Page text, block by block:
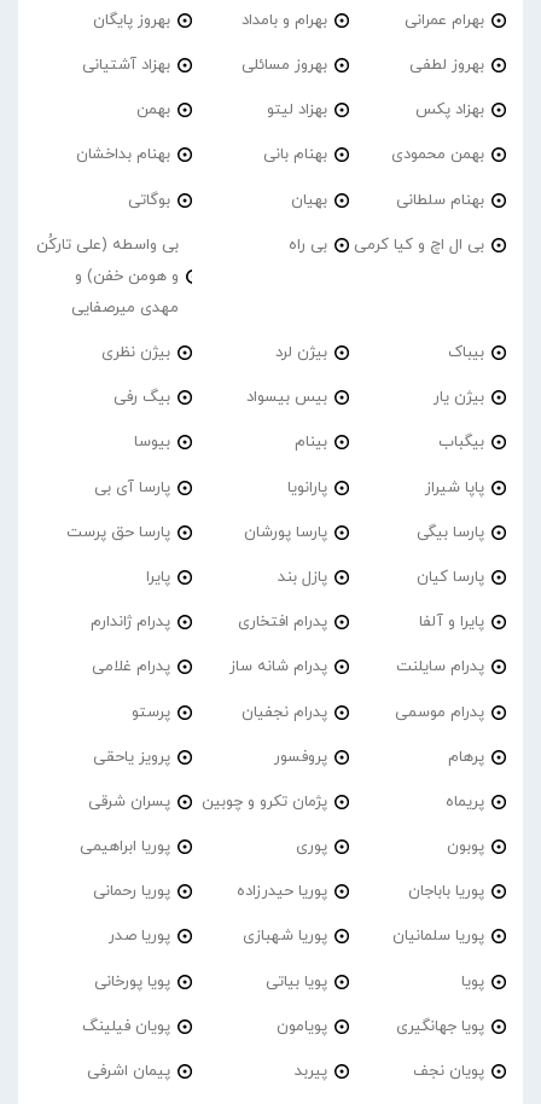
بهرام عمرانی بهرام و بامداد بهروز پایگان
بهروز لطفی بهروز مسائلی بهزاد آشتیانی
بهزاد پکس بهزاد لیتو بهمن
بهمن محمودی بهنام بانی بهنام بداخشان
بهنام سلطانی بهیان بوگاتی
بی ال اچ و کیا کرمی بی راه
بی واسطه (علی تارکُن
و هومن خفن) و
مهدی میرصفایی
بیباک بیژن لرد بیژن نظری
بیژن یار بیس بیسواد بیگ رفی
بیگباب بینام بیوسا
پاپا شیراز پارانویا پارسا آی بی
پارسا بیگی پارسا پورشان پارسا حق پرست
پارسا کیان پازل بند پایرا
پایرا و آلفا پدرام افتخاری پدرام ژاندارم
پدرام‌ سایلنت پدرام شانه ساز پدرام غلامی
پدرام موسمی پدرام نجفیان پرستو
پرهام پروفسور پرویز یاحقی
پریماه پژمان تکرو و چوبین پسران شرقی
پوبون پوری پوریا ابراهیمی
پوریا باباجان پوریا حیدرزاده پوریا رحمانی
پوریا سلمانیان پوریا شهبازی پوریا صدر
پویا پویا بیاتی پویا پورخانی
پویا جهانگیری پویامون پویان فیلینگ
پویان نجف پیربد پیمان اشرفی